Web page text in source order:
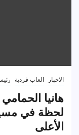
الاخبار العاب فردية
هانيا
لحظة في
الأعلى